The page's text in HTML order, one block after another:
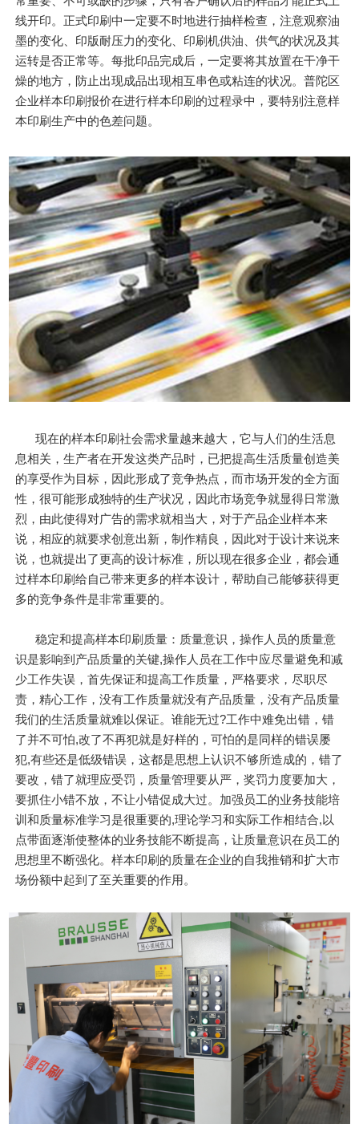
线开印。正式印刷中一定要不时地进行抽样检查，注意观察油
墨的变化、印版耐压力的变化、印刷机供油、供气的状况及其
运转是否正常等。每批印品完成后，一定要将其放置在干净干
燥的地方，防止出现成品出现相互串色或粘连的状况。普陀区
企业样本印刷报价在进行样本印刷的过程录中，要特别注意样
本印刷生产中的色差问题。
现在的样本印刷社会需求量越来越大，它与人们的生活息
息相关，生产者在开发这类产品时，已把提高生活质量创造美
的享受作为目标，因此形成了竞争热点，而市场开发的全方面
性，很可能形成独特的生产状况，因此市场竞争就显得日常激
烈，由此使得对广告的需求就相当大，对于产品企业样本来
说，相应的就要求创意出新，制作精良，因此对于设计来说来
说，也就提出了更高的设计标准，所以现在很多企业，都会通
过样本印刷给自己带来更多的样本设计，帮助自己能够获得更
多的竞争条件是非常重要的。
稳定和提高样本印刷质量：质量意识，操作人员的质量意
识是影响到产品质量的关键,操作人员在工作中应尽量避免和减
少工作失误，首先保证和提高工作质量，严格要求，尽职尽
责，精心工作，没有工作质量就没有产品质量，没有产品质量
我们的生活质量就难以保证。谁能无过?工作中难免出错，错
了并不可怕,改了不再犯就是好样的，可怕的是同样的错误屡
犯,有些还是低级错误，这都是思想上认识不够所造成的，错了
要改，错了就理应受罚，质量管理要从严，奖罚力度要加大，
要抓住小错不放，不让小错促成大过。加强员工的业务技能培
训和质量标准学习是很重要的,理论学习和实际工作相结合,以
点带面逐渐使整体的业务技能不断提高，让质量意识在员工的
思想里不断强化。样本印刷的质量在企业的自我推销和扩大市
场份额中起到了至关重要的作用。